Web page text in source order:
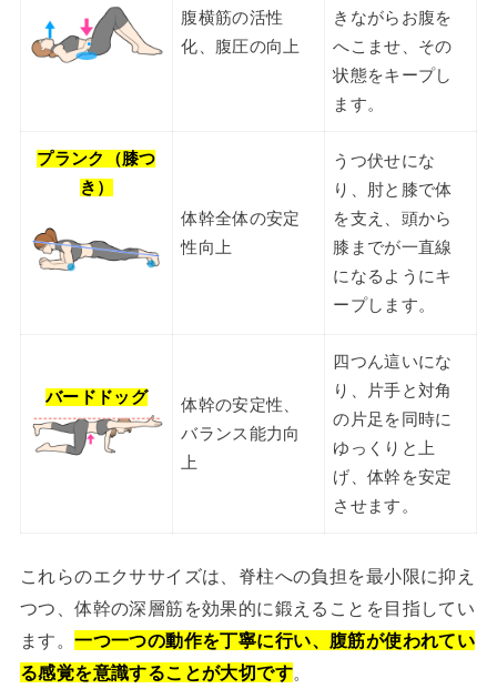
腹横筋の活性
化、腹圧の向上
きながらお腹を
へこませ、その
状態をキープし
ます。
プランク（膝つ
き）
体幹全体の安定
性向上
うつ伏せにな
り、肘と膝で体
を支え、頭から
膝までが一直線
になるようにキ
ープします。
バードドッグ
体幹の安定性、
バランス能力向
上
四つん這いにな
り、片手と対角
の片足を同時に
ゆっくりと上
げ、体幹を安定
させます。
これらのエクササイズは、脊柱への負担を最小限に抑え
つつ、体幹の深層筋を効果的に鍛えることを目指してい
ます。一つ一つの動作を丁寧に行い、腹筋が使われてい
る感覚を意識することが大切です。